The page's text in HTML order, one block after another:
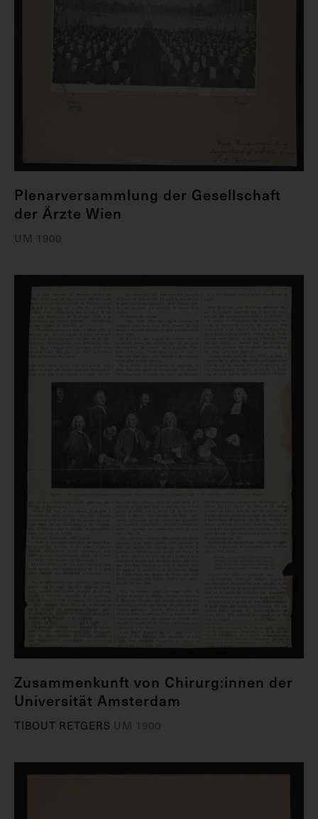
Plenarversammlung der Gesellschaft
der Ärzte Wien
UM 1900
Zusammenkunft von Chirurg:innen der
Universität Amsterdam
TIBOUT RETGERS UM 1900